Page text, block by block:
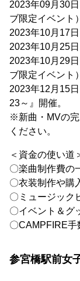
2023年09月30
ブ限定イベント
2023年10月17
2023年10月25
2023年10月29
ブ限定イベント
2023年12月15
23～』開催。
※新曲・MVの
ください。
＜資金の使い道
〇楽曲制作費の
〇衣装制作や購
〇ミュージック
〇イベント＆グ
〇CAMPFIRE手
参宮橋駅前女